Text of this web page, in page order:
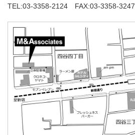
TEL:03-3358-2124 FAX:03-3358-3247